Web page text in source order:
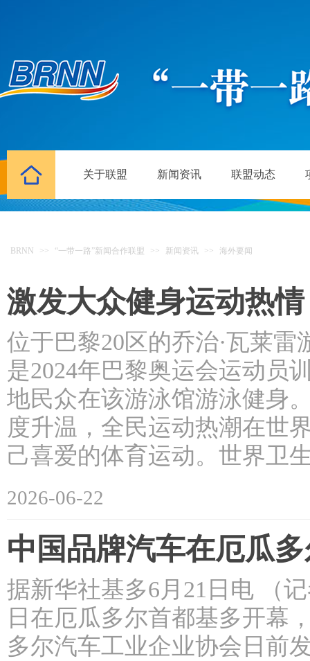
关于联盟 新闻资讯 联盟动态
BRNN >> “一带一路”新闻合作联盟 >> 新闻资讯 >> 海外要闻
激发大众健身运动热
位于巴黎20区的乔治·瓦莱
是2024年巴黎奥运会运动员
地民众在该游泳馆游泳健身
度升温，全民运动热潮在世
己喜爱的体育运动。世界卫
2026-06-22
中国品牌汽车在厄瓜
据新华社基多6月21日电 （
日在厄瓜多尔首都基多开幕
多尔汽车工业企业协会日前